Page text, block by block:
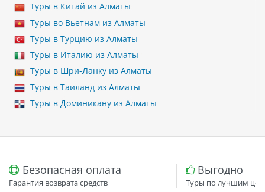
Туры в Китай из Алматы
Туры во Вьетнам из Алматы
Туры в Турцию из Алматы
Туры в Италию из Алматы
Туры в Шри-Ланку из Алматы
Туры в Таиланд из Алматы
Туры в Доминикану из Алматы
Безопасная оплата
Гарантия возврата средств
Выгодно
Туры по лучшим